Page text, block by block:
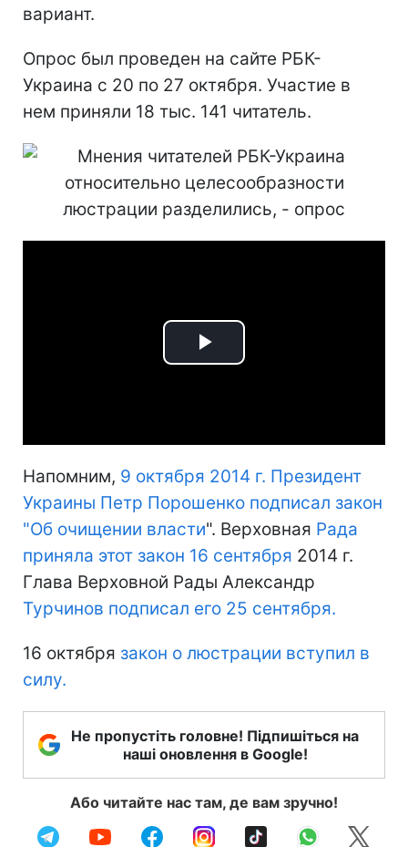
вариант.
Опрос был проведен на сайте РБК-
Украина с 20 по 27 октября. Участие в
нем приняли 18 тыс. 141 читатель.
Play
Напомним, 9 октября 2014 г. Президент
Украины Петр Порошенко подписал закон
"Об очищении власти". Верховная Рада
приняла этот закон 16 сентября 2014 г.
Глава Верховной Рады Александр
Турчинов подписал его 25 сентября.
16 октября закон о люстрации вступил в
силу.
Не пропустіть головне! Підпишіться на
наші оновлення в Google!
Або читайте нас там, де вам зручно!